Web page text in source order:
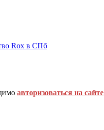
Rox в СПб
авторизоваться на сайте